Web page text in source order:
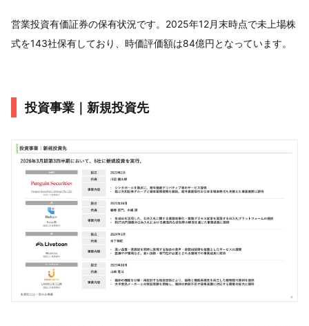
営業投資有価証券の保有状況です。2025年12月末時点で未上場株
式を143社保有しており、時価評価額は84億円となっています。
投資事業｜新規投資先